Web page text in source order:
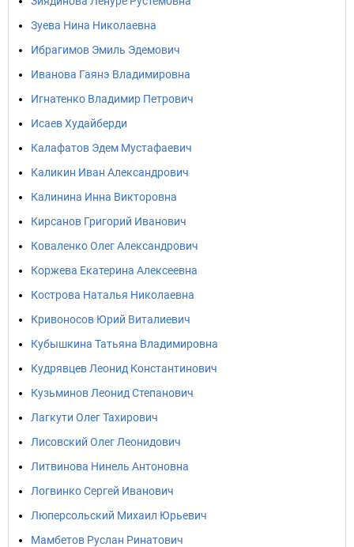
Зуева Нина Николаевна
Ибрагимов Эмиль Эдемович
Иванова Гаянэ Владимировна
Игнатенко Владимир Петрович
Исаев Худайберди
Калафатов Эдем Мустафаевич
Каликин Иван Александрович
Калинина Инна Викторовна
Кирсанов Григорий Иванович
Коваленко Олег Александрович
Коржева Екатерина Алексеевна
Кострова Наталья Николаевна
Кривоносов Юрий Виталиевич
Кубышкина Татьяна Владимировна
Кудрявцев Леонид Константинович
Кузьминов Леонид Степанович
Лагкути Олег Тахирович
Лисовский Олег Леонидович
Литвинова Нинель Антоновна
Логвинко Сергей Иванович
Люперсольский Михаил Юрьевич
Мамбетов Руслан Ринатович